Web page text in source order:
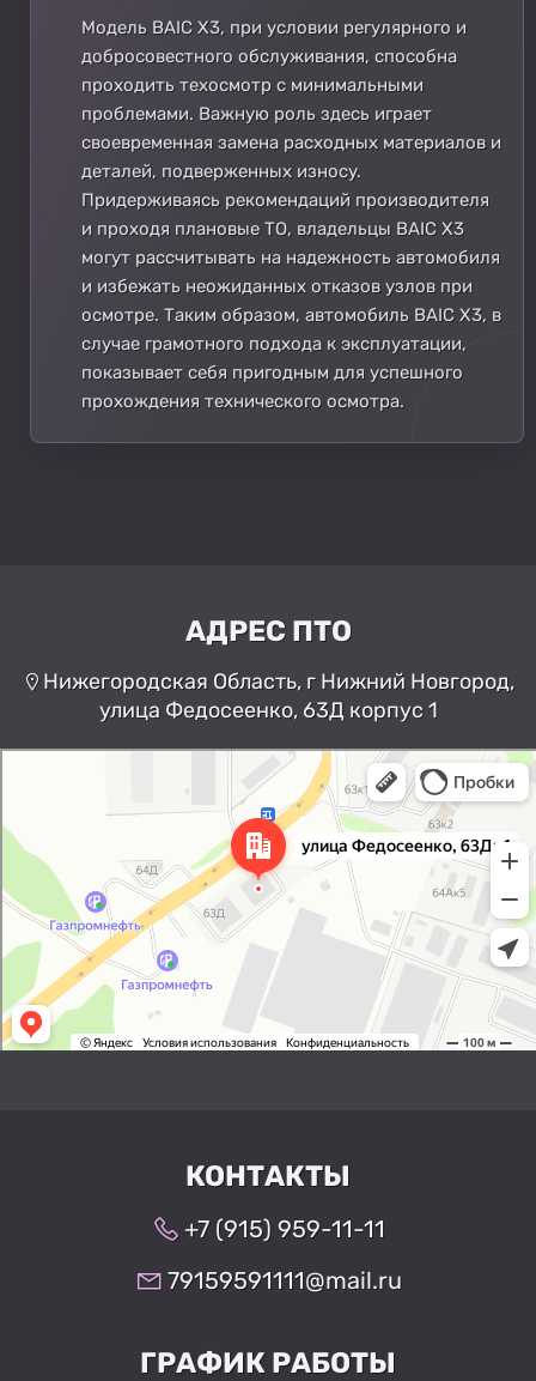
Модель BAIC X3, при условии регулярного и
добросовестного обслуживания, способна
проходить техосмотр с минимальными
проблемами. Важную роль здесь играет
своевременная замена расходных материалов и
деталей, подверженных износу.
Придерживаясь рекомендаций производителя
и проходя плановые ТО, владельцы BAIC X3
могут рассчитывать на надежность автомобиля
и избежать неожиданных отказов узлов при
осмотре. Таким образом, автомобиль BAIC X3, в
случае грамотного подхода к эксплуатации,
показывает себя пригодным для успешного
прохождения технического осмотра.
АДРЕС ПТО
Нижегородская Область, г Нижний Новгород,
улица Федосеенко, 63Д корпус 1
Нижний Новгород
Улица Федосеенко, 63Дк1 —
Яндекс Карты
КОНТАКТЫ
+7 (915) 959-11-11
79159591111@mail.ru
ГРАФИК РАБОТЫ